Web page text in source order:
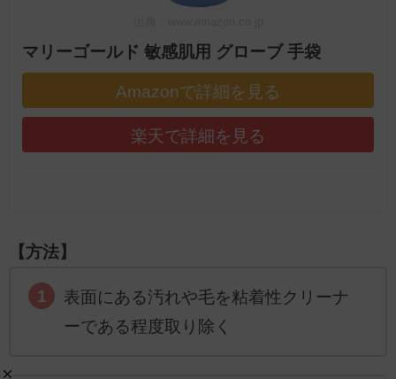
マリーゴールド 敏感肌用 グローブ 手袋
Amazonで詳細を見る
楽天で詳細を見る
【方法】
表面にある汚れや毛を粘着性クリーナ
ーである程度取り除く